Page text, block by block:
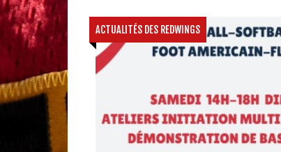
ACTUALITÉS DES REDWINGS